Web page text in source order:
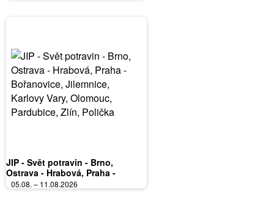
JIP - Svět potravin - Brno,
Ostrava - Hrabová, Praha -
Bořanovice, Jilemnice, Karlovy
Vary, Olomouc, Pardubice, Zlín,
05.08. – 11.08.2026